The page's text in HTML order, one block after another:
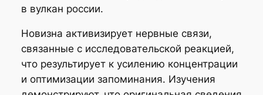
в вулкан россии.
Новизна активизирует нервные связи,
связанные с исследовательской реакцией,
что результирует к усилению концентрации
и оптимизации запоминания. Изучения